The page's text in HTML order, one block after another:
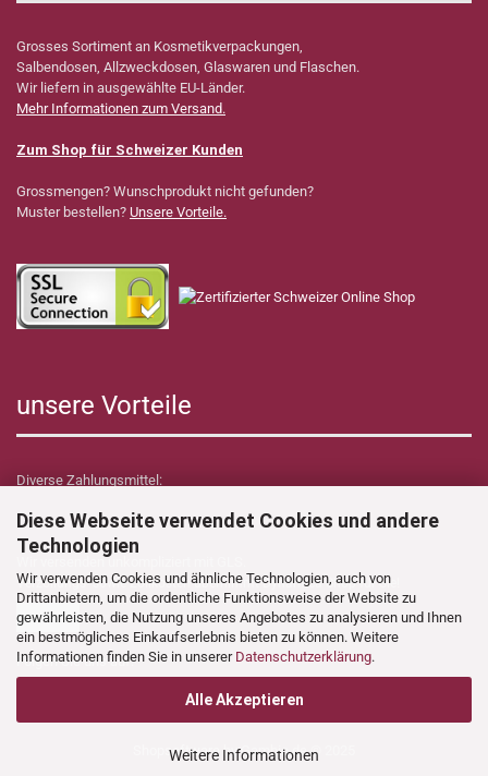
Diese Webseite verwendet Cookies und andere
Technologien
Wir verwenden Cookies und ähnliche Technologien, auch von
Drittanbietern, um die ordentliche Funktionsweise der Website zu
gewährleisten, die Nutzung unseres Angebotes zu analysieren und Ihnen
ein bestmögliches Einkaufserlebnis bieten zu können. Weitere
Informationen finden Sie in unserer Datenschutzerklärung.
Alle Akzeptieren
Weitere Informationen
Grosses Sortiment an Kosmetikverpackungen,
Salbendosen, Allzweckdosen, Glaswaren und Flaschen.
Wir liefern in ausgewählte EU-Länder.
Mehr Informationen zum Versand.
Zum Shop für Schweizer Kunden
Grossmengen? Wunschprodukt nicht gefunden?
Muster bestellen? Unsere Vorteile.
unsere Vorteile
Diverse Zahlungsmittel:
Wir versenden unkompliziert mit GLS.
Verzollungs- sowie Zollkosten übernimmt Dynamica Shop für Sie!
Folgen Sie uns auf:
Shopsoftware by Gambio.de © 2025